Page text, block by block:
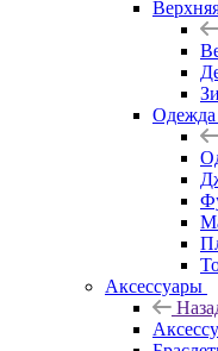
Одежда
Аксессуары